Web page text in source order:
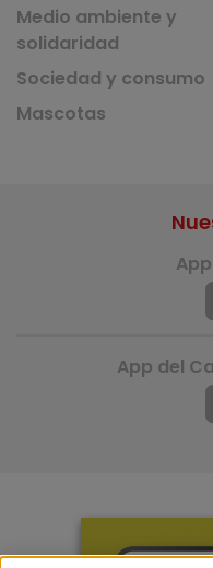
Medio ambiente y
solidaridad
Sociedad y consumo
Mascotas
App del